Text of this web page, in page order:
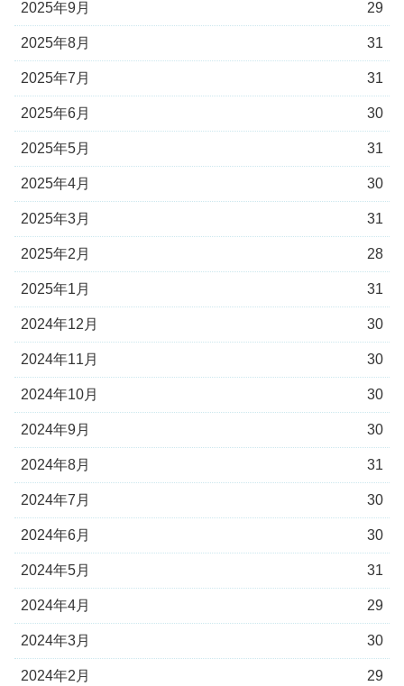
2025年9月 29
2025年8月 31
2025年7月 31
2025年6月 30
2025年5月 31
2025年4月 30
2025年3月 31
2025年2月 28
2025年1月 31
2024年12月 30
2024年11月 30
2024年10月 30
2024年9月 30
2024年8月 31
2024年7月 30
2024年6月 30
2024年5月 31
2024年4月 29
2024年3月 30
2024年2月 29